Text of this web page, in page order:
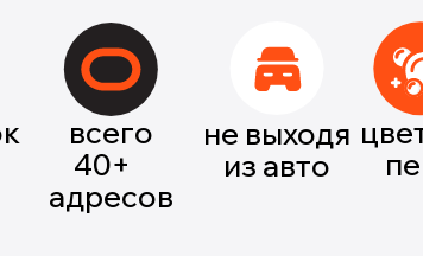
всего
40+
адресов
не выходя
из авто